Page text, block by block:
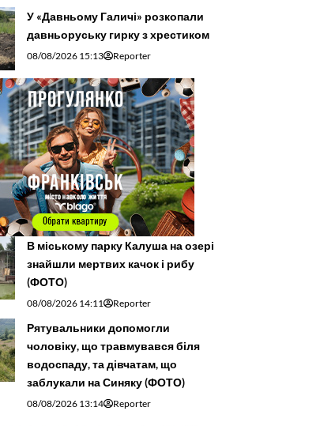
У «Давньому Галичі» розкопали
давньоруську гирку з хрестиком
08/08/2026 15:13 Reporter
В міському парку Калуша на озері
знайшли мертвих качок і рибу
(ФОТО)
08/08/2026 14:11 Reporter
Рятувальники допомогли
чоловіку, що травмувався біля
водоспаду, та дівчатам, що
заблукали на Синяку (ФОТО)
08/08/2026 13:14 Reporter